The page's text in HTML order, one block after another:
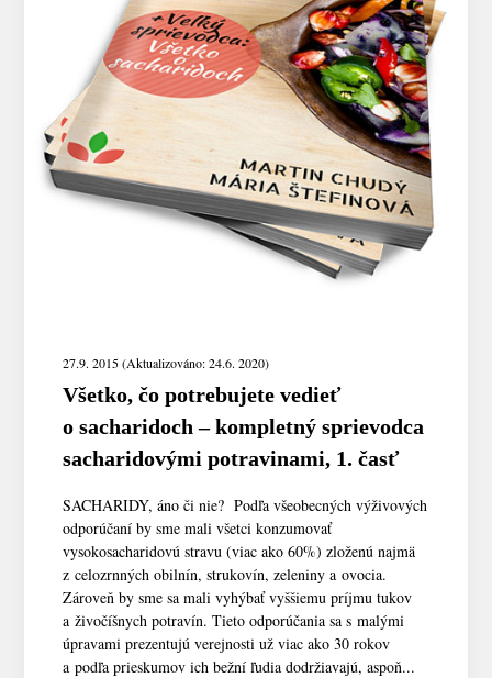
27.9. 2015 (Aktualizováno: 24.6. 2020)
Všetko, čo potrebujete vedieť
o sacharidoch – kompletný sprievodca
sacharidovými potravinami, 1. časť
SACHARIDY, áno či nie? Podľa všeobecných výživových
odporúčaní by sme mali všetci konzumovať
vysokosacharidovú stravu (viac ako 60%) zloženú najmä
z celozrnných obilnín, strukovín, zeleniny a ovocia.
Zároveň by sme sa mali vyhýbať vyššiemu príjmu tukov
a živočíšnych potravín. Tieto odporúčania sa s malými
úpravami prezentujú verejnosti už viac ako 30 rokov
a podľa prieskumov ich bežní ľudia dodržiavajú, aspoň...